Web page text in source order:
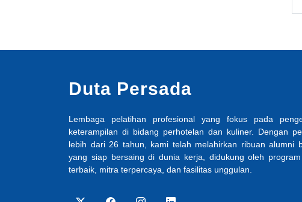
Duta Persada
Lembaga pelatihan profesional yang fokus pada
keterampilan di bidang perhotelan dan kuliner. Dengan
lebih dari 26 tahun, kami telah melahirkan ribuan alumni
yang siap bersaing di dunia kerja, didukung oleh
terbaik, mitra terpercaya, dan fasilitas unggulan.